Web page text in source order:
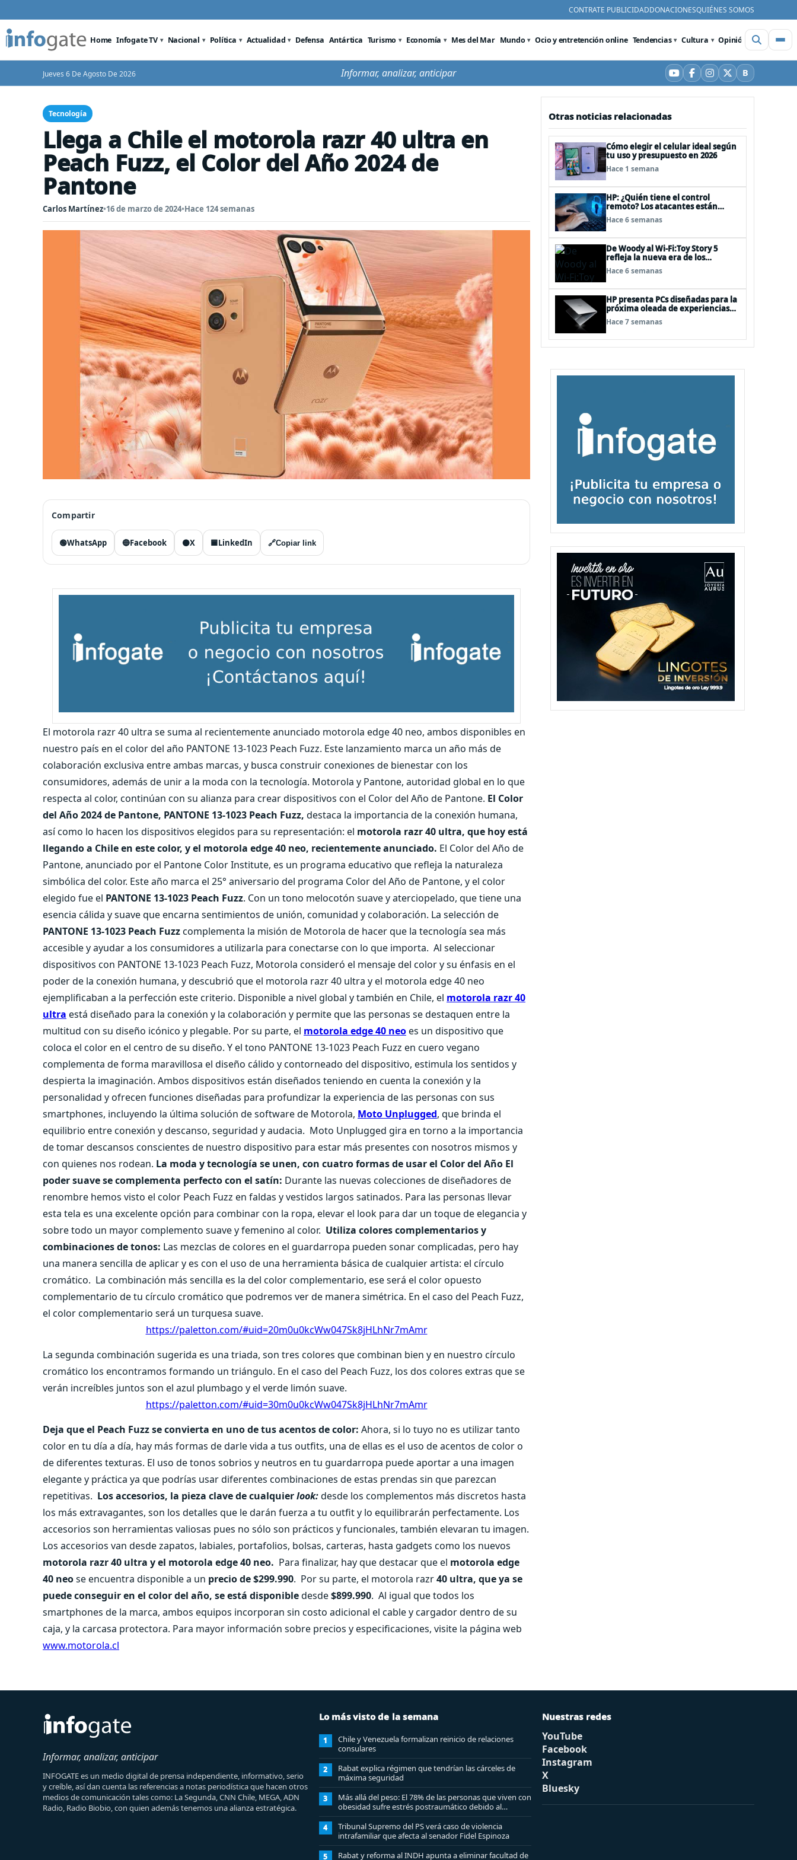
CONTRATE PUBLICIDADDONACIONESQUIÉNES SOMOS
Home Infogate TV Nacional Política Actualidad Defensa Antártica Turismo Economía Mes del Mar Mundo Ocio y entretención online Tendencias Cultura Opinión Videos
Jueves 6 De Agosto De 2026 Informar, analizar, anticipar YouTube
Facebook
Instagram
X BBluesky
Tecnología
Llega a Chile el motorola razr 40 ultra en
Peach Fuzz, el Color del Año 2024 de
Pantone
Carlos Martínez•16 de marzo de 2024•Hace 124 semanas
Compartir
🟢WhatsApp 🔵Facebook ⚫X 🟦LinkedIn 🔗Copiar link
El motorola razr 40 ultra se suma al recientemente anunciado motorola edge 40 neo, ambos disponibles en
nuestro país en el color del año PANTONE 13-1023 Peach Fuzz. Este lanzamiento marca un año más de
colaboración exclusiva entre ambas marcas, y busca construir conexiones de bienestar con los
consumidores, además de unir a la moda con la tecnología. Motorola y Pantone, autoridad global en lo que
respecta al color, continúan con su alianza para crear dispositivos con el Color del Año de Pantone. El Color
del Año 2024 de Pantone, PANTONE 13-1023 Peach Fuzz, destaca la importancia de la conexión humana,
así como lo hacen los dispositivos elegidos para su representación: el motorola razr 40 ultra, que hoy está
llegando a Chile en este color, y el motorola edge 40 neo, recientemente anunciado. El Color del Año de
Pantone, anunciado por el Pantone Color Institute, es un programa educativo que refleja la naturaleza
simbólica del color. Este año marca el 25° aniversario del programa Color del Año de Pantone, y el color
elegido fue el PANTONE 13-1023 Peach Fuzz. Con un tono melocotón suave y aterciopelado, que tiene una
esencia cálida y suave que encarna sentimientos de unión, comunidad y colaboración. La selección de
PANTONE 13-1023 Peach Fuzzcomplementa la misión de Motorola de hacer que la tecnología sea más
accesible y ayudar a los consumidores a utilizarla para conectarse con lo que importa. Al seleccionar
dispositivos con PANTONE 13-1023 Peach Fuzz, Motorola consideró el mensaje del color y su énfasis en el
poder de la conexión humana, y descubrió que el motorola razr 40 ultra y el motorola edge 40 neo
ejemplificaban a la perfección este criterio. Disponible a nivel global y también en Chile, el motorola razr 40
ultra está diseñado para la conexión y la colaboración y permite que las personas se destaquen entre la
multitud con su diseño icónico y plegable. Por su parte, el motorola edge 40 neoes un dispositivo que
coloca el color en el centro de su diseño. Y el tono PANTONE 13-1023 Peach Fuzz en cuero vegano
complementa de forma maravillosa el diseño cálido y contorneado del dispositivo, estimula los sentidos y
despierta la imaginación. Ambos dispositivos están diseñados teniendo en cuenta la conexión y la
personalidad y ofrecen funciones diseñadas para profundizar la experiencia de las personas con sus
smartphones, incluyendo la última solución de software de Motorola, Moto Unplugged, que brinda el
equilibrio entre conexión y descanso, seguridad y audacia. Moto Unplugged gira en torno a la importancia
de tomar descansos conscientes de nuestro dispositivo para estar más presentes con nosotros mismos y
con quienes nos rodean. La moda y tecnología se unen, con cuatro formas de usar el Color del Año El
poder suave se complementa perfecto con el satín: Durante las nuevas colecciones de diseñadores de
renombre hemos visto el color Peach Fuzz en faldas y vestidos largos satinados. Para las personas llevar
esta tela es una excelente opción para combinar con la ropa, elevar el look para dar un toque de elegancia y
sobre todo un mayor complemento suave y femenino al color. Utiliza colores complementarios y
combinaciones de tonos: Las mezclas de colores en el guardarropa pueden sonar complicadas, pero hay
una manera sencilla de aplicar y es con el uso de una herramienta básica de cualquier artista: el círculo
cromático. La combinación más sencilla es la del color complementario, ese será el color opuesto
complementario de tu círculo cromático que podremos ver de manera simétrica. En el caso del Peach Fuzz,
el color complementario será un turquesa suave.
https://paletton.com/#uid=20m0u0kcWw047Sk8jHLhNr7mAmr
La segunda combinación sugerida es una triada, son tres colores que combinan bien y en nuestro círculo
cromático los encontramos formando un triángulo. En el caso del Peach Fuzz, los dos colores extras que se
verán increíbles juntos son el azul plumbago y el verde limón suave.
https://paletton.com/#uid=30m0u0kcWw047Sk8jHLhNr7mAmr
Deja que el Peach Fuzz se convierta en uno de tus acentos de color: Ahora, si lo tuyo no es utilizar tanto
color en tu día a día, hay más formas de darle vida a tus outfits, una de ellas es el uso de acentos de color o
de diferentes texturas. El uso de tonos sobrios y neutros en tu guardarropa puede aportar a una imagen
elegante y práctica ya que podrías usar diferentes combinaciones de estas prendas sin que parezcan
repetitivas. Los accesorios, la pieza clave de cualquierlook:desde los complementos más discretos hasta
los más extravagantes, son los detalles que le darán fuerza a tu outfit y lo equilibrarán perfectamente. Los
accesorios son herramientas valiosas pues no sólo son prácticos y funcionales, también elevaran tu imagen.
Los accesorios van desde zapatos, labiales, portafolios, bolsas, carteras, hasta gadgets como los nuevos
motorola razr 40 ultra y el motorola edge 40 neo. Para finalizar, hay que destacar que el motorola edge
40 neoseencuentra disponible a un precio de $299.990. Por su parte, el motorola razr40 ultra, que ya se
puede conseguir en el color del año, se está disponibledesde$899.990. Al igual que todos los
smartphones de la marca, ambos equipos incorporan sin costo adicional el cable y cargador dentro de su
caja, y la carcasa protectora. Para mayor información sobre precios y especificaciones, visite la página web
www.motorola.cl
Otras noticias relacionadas
Cómo elegir el celular ideal según
tu uso y presupuesto en 2026
Hace 1 semana
HP: ¿Quién tiene el control
remoto? Los atacantes están
convirtiendo herramientas
legítimas de acceso remoto en
Hace 6 semanas
De Woody al Wi-Fi:Toy Story 5
refleja la nueva era de los
“juguetes digitales”
Hace 6 semanas
HP presenta PCs diseñadas para la
próxima oleada de experiencias
en Windows PC, impulsadas por
NVIDIA RTX Spark™
Hace 7 semanas
Informar, analizar, anticipar
INFOGATE es un medio digital de prensa independiente, informativo, serio
y creíble, así dan cuenta las referencias a notas periodística que hacen otros
medios de comunicación tales como: La Segunda, CNN Chile, MEGA, ADN
Radio, Radio Biobio, con quien además tenemos una alianza estratégica.
Lo más visto de la semana
1
Chile y Venezuela formalizan reinicio de relaciones
consulares
2
Rabat explica régimen que tendrían las cárceles de
máxima seguridad
3
Más allá del peso: El 78% de las personas que viven con
obesidad sufre estrés postraumático debido al
estigma
4
Tribunal Supremo del PS verá caso de violencia
intrafamiliar que afecta al senador Fidel Espinoza
5
Rabat y reforma al INDH apunta a eliminar facultad de
Nuestras redes
YouTube
Facebook
Instagram
X
Bluesky